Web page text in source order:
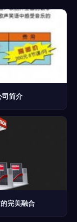
简介
完美融合